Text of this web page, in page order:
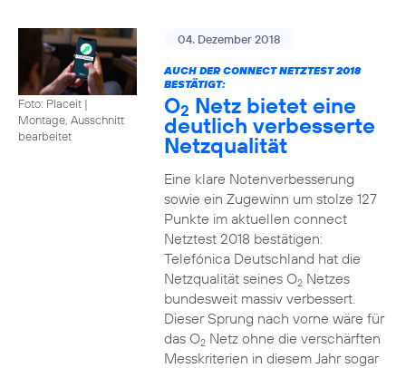
Foto: Placeit |
Montage, Ausschnitt
bearbeitet
04. Dezember 2018
AUCH DER CONNECT NETZTEST 2018
BESTÄTIGT:
O2 Netz bietet eine
deutlich verbesserte
Netzqualität
Eine klare Notenverbesserung
sowie ein Zugewinn um stolze 127
Punkte im aktuellen connect
Netztest 2018 bestätigen:
Telefónica Deutschland hat die
Netzqualität seines O2Netzes
bundesweit massiv verbessert.
Dieser Sprung nach vorne wäre für
das O2Netz ohne die verschärften
Messkriterien in diesem Jahr sogar